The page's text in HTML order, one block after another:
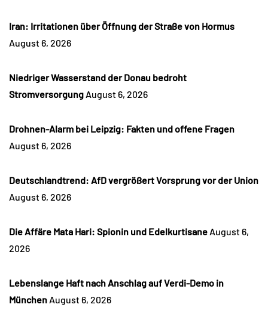
Iran: Irritationen über Öffnung der Straße von Hormus
August 6, 2026
Niedriger Wasserstand der Donau bedroht
Stromversorgung August 6, 2026
Drohnen-Alarm bei Leipzig: Fakten und offene Fragen
August 6, 2026
Deutschlandtrend: AfD vergrößert Vorsprung vor der Union
August 6, 2026
Die Affäre Mata Hari: Spionin und Edelkurtisane August 6,
2026
Lebenslange Haft nach Anschlag auf Verdi-Demo in
München August 6, 2026